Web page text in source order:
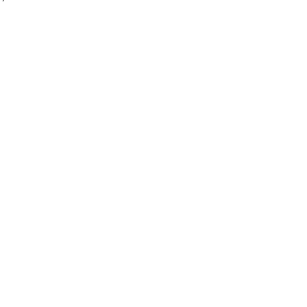
APPELS DE NOTES DE BAS DE PAGE ET DE LA